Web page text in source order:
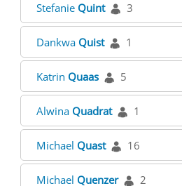
Stefanie Quint 3
Dankwa Quist 1
Katrin Quaas 5
Alwina Quadrat 1
Michael Quast 16
Michael Quenzer 2